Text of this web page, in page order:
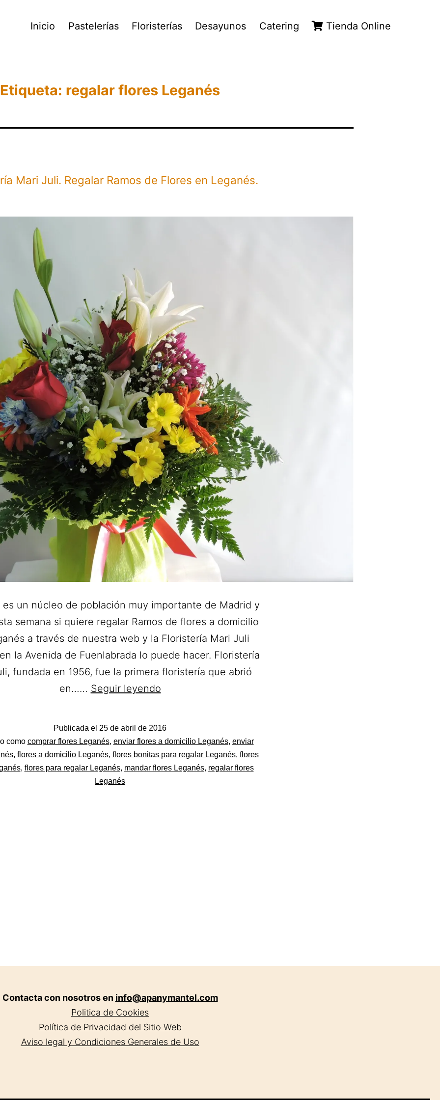
Inicio Pastelerías Floristerías Desayunos Catering Tienda Online
Etiqueta: regalar flores Leganés
Mari Juli. Regalar Ramos de Flores en Leganés.
es un núcleo de población muy importante de Madrid y
semana si quiere regalar Ramos de flores a domicilio
a través de nuestra web y la Floristería Mari Juli
la Avenida de Fuenlabrada lo puede hacer. Floristería
fundada en 1956, fue la primera floristería que abrió
en…… Seguir leyendoFloristería
Regalar
Ramos
de
Publicada el 25 de abril de 2016
como comprar flores Leganés, enviar flores a domicilio Leganés, enviar
, flores a domicilio Leganés, flores bonitas para regalar Leganés, flores
, flores para regalar Leganés, mandar flores Leganés, regalar flores
Leganés
Contacta con nosotros en info@apanymantel.com
Politica de Cookies
Política de Privacidad del Sitio Web
Aviso legal y Condiciones Generales de Uso